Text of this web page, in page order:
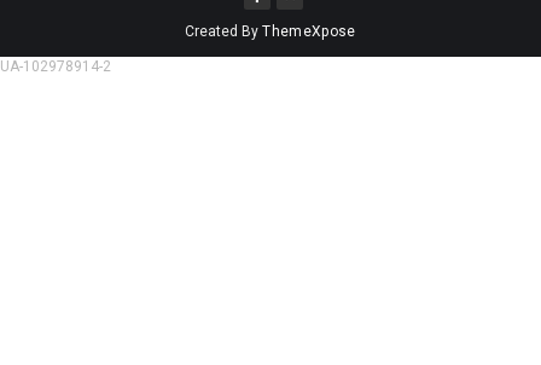
Created ByThemeXpose
UA-102978914-2